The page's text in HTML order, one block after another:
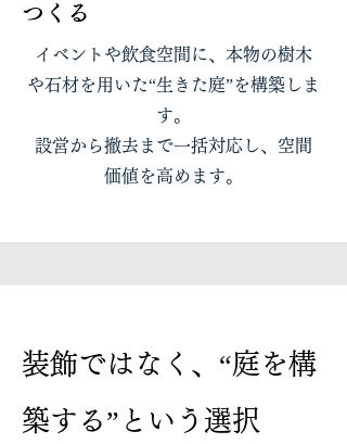
つくる
イベントや飲食空間に、本物の樹木
や石材を用いた“生きた庭”を構築しま
す。
設営から撤去まで一括対応し、空間
価値を高めます。
装飾ではなく、“庭を構
築する”という選択